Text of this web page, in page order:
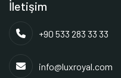
İletişim
+90 533 283 33 33
info@luxroyal.com